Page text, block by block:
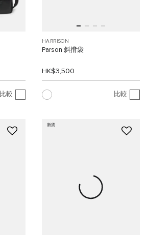
比較
HARRISON
Parson 斜揹袋
HK$3,500
比較
新貨